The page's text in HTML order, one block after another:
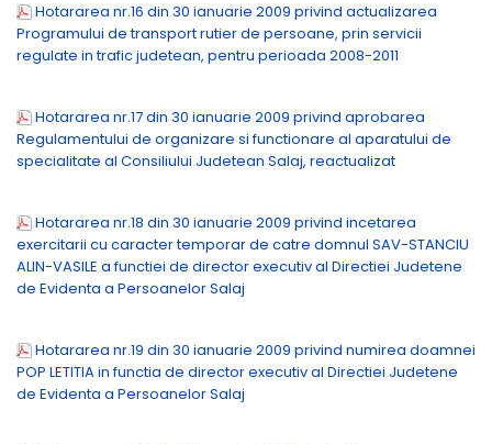
Hotararea nr.16 din 30 ianuarie 2009 privind actualizarea
Programului de transport rutier de persoane, prin servicii
regulate in trafic judetean, pentru perioada 2008-2011
Hotararea nr.17 din 30 ianuarie 2009 privind aprobarea
Regulamentului de organizare si functionare al aparatului de
specialitate al Consiliului Judetean Salaj, reactualizat
Hotararea nr.18 din 30 ianuarie 2009 privind incetarea
exercitarii cu caracter temporar de catre domnul SAV-STANCIU
ALIN-VASILE a functiei de director executiv al Directiei Judetene
de Evidenta a Persoanelor Salaj
Hotararea nr.19 din 30 ianuarie 2009 privind numirea doamnei
POP LETITIA in functia de director executiv al Directiei Judetene
de Evidenta a Persoanelor Salaj